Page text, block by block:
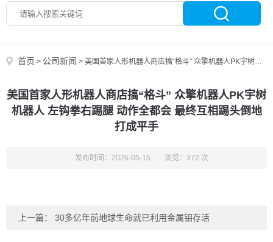
首页 > 公司新闻 > 美国首家人形机器人商店搞“格斗” 众擎机器人PK宇树机器人 左钩拳右踢腿 动作全都会 最终互相踢头倒地 打成平手
美国首家人形机器人商店搞“格斗” 众擎机器人PK宇树
机器人 左钩拳右踢腿 动作全都会 最终互相踢头倒地
打成平手
发布时间：2026-05-15 浏览：372 次
上一篇： 30多亿年前地球生命就已利用金属钼存活